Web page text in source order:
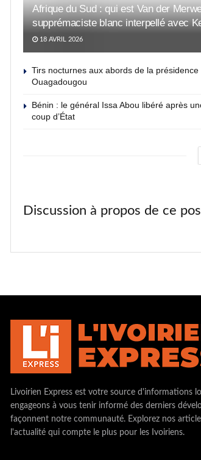
Afrique du Sud : qui est Van der
supprémaciste blanc interpellé avec
18 AVRIL 2026
Tirs nocturnes aux abords de la
Ouagadougou
Bénin : le général Issa Abou libéré après
coup d’État
Discussion à propos de ce
Livoirien Express est votre source d'informations
engageons à vous tenir informé des derniers
façonnent notre communauté. Explorez nos
l'actualité qui compte le plus pour les Ivoiriens.